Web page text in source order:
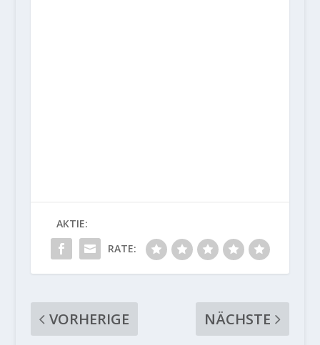
AKTIE:
RATE:
VORHERIGE
NÄCHSTE